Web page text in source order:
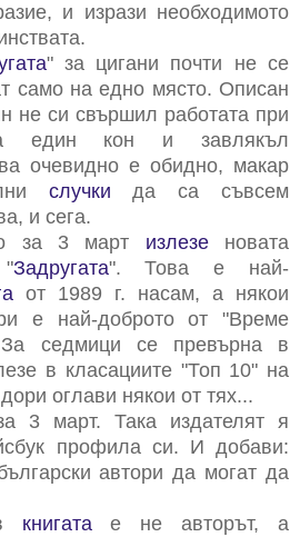
и изрази необходимото
" за цигани почти не се
само на едно място. Описан
не си свършил работата при
един кон и завлякъл
очевидно е обидно, макар
случки да са съвсем
и сега.
за 3 март излезеновата
"Задругата". Това е най-
от 1989 г. насам, а някои
е най-доброто от "Време
седмици се превърна в
в класациите "Топ 10" на
оглави някои от тях...
3 март. Така издателят я
профила си. И добави:
автори да могат да
книгатае не авторът, а